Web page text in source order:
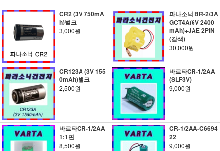
CR2 (3V 750mA
h)벌크
3,000원
파나소닉 BR-2/3A
GCT4A(6V 2400
mAh)+JAE 2PIN
(갈색)
30,000원
CR123A (3V 155
0mAh)벌크
2,500원
바르타CR-1/2AA
(SLF3V)
9,000원
바르타CR-1/2AA
1:1핀
8,500원
CR-1/2AA-C6694
22
9,000원